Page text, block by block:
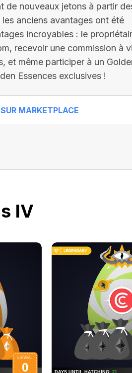
de nouveaux jetons à partir
les anciens avantages ont été
incroyables : le
recevoir une commission à
même participer à un
Essences exclusives !
MARKETPLACE
IV